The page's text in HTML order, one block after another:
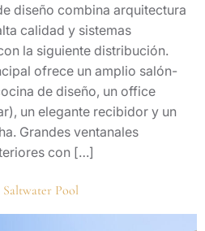
diseño combina arquitectura
calidad y sistemas
la siguiente distribución.
ofrece un amplio salón-
de diseño, un office
un elegante recibidor y un
Grandes ventanales
con […]
Pool